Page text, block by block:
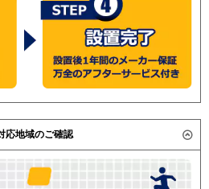
GP160RGHG4
GP160RGHG5
GP160RGHG9
GP160RGHG6
GP160RGHG7
GP160RGHG8
canvas
silent
ca
応地域のご確認